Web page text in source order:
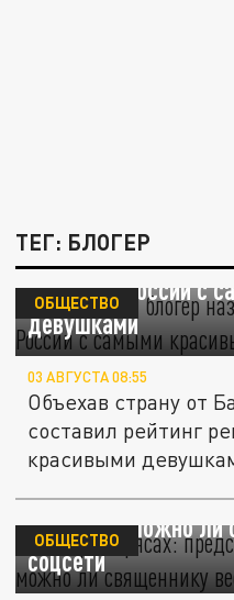
ТЕГ: БЛОГЕР
Ирландский блогер
регионом России с
девушками
ОБЩЕСТВО
03 АВГУСТА 08:55
Объехав страну от
составил рейтинг
красивыми
Блогеры в рясах:
ответили, можно ли
соцсети
ОБЩЕСТВО